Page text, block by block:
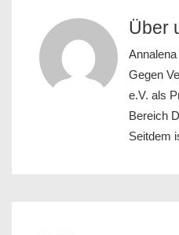
Über
Gegen
e.V. als
Bereich
Seitdem